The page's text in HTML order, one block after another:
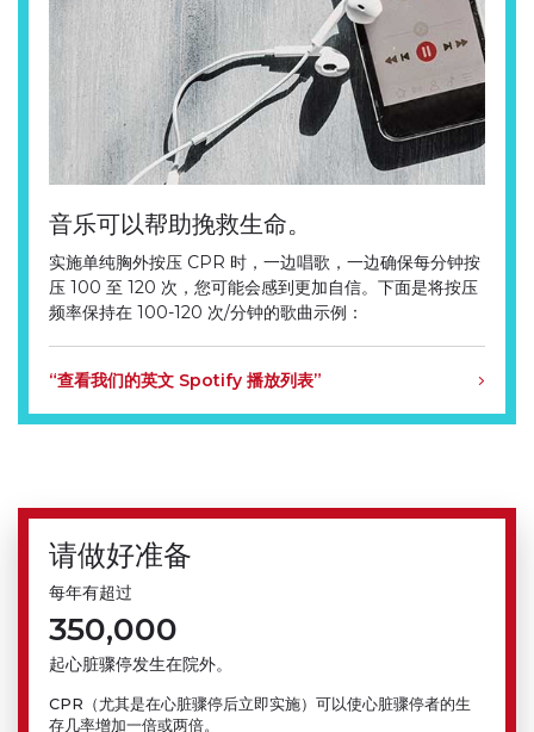
音乐可以帮助挽救生命。
实施单纯胸外按压 CPR 时，一边唱歌，一边确保每分钟按
压 100 至 120 次，您可能会感到更加自信。下面是将按压
频率保持在 100-120 次/分钟的歌曲示例：
“查看我们的英文 Spotify 播放列表”
请做好准备
每年有超过
350,000
起心脏骤停发生在院外。
CPR（尤其是在心脏骤停后立即实施）可以使心脏骤停者的生
存几率增加一倍或两倍。